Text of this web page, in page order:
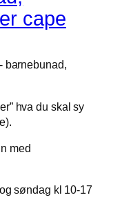
cape
barnebunad,
hva du skal sy
med
søndag kl 10-17